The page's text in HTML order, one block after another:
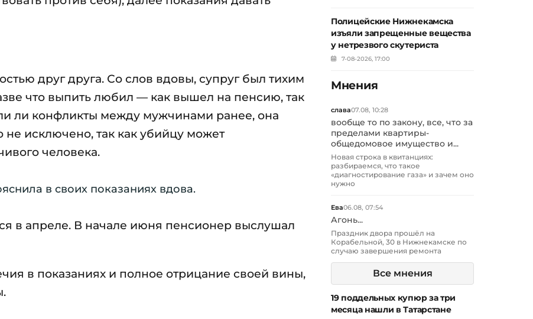
друг друга. Со слов вдовы, супруг был тихим
что выпить любил — как вышел на пенсию, так
ли конфликты между мужчинами ранее, она
не исключено, так как убийцу может
человека.
в своих показаниях вдова.
в апреле. В начале июня пенсионер выслушал
в показаниях и полное отрицание своей вины,
Полицейские Нижнекамска
изъяли запрещенные вещества
у нетрезвого скутериста
7-08-2026, 17:00
Мнения
слава07.08, 10:28
вообще то по закону, все, что за
пределами квартиры-
общедомовое имущество и...
Новая строка в квитанциях:
разбираемся, что такое
«диагностирование газа» и зачем оно
нужно
Ева06.08, 07:54
Агонь...
Праздник двора прошёл на
Корабельной, 30 в Нижнекамске по
случаю завершения ремонта
Все мнения
19 поддельных купюр за три
месяца нашли в Татарстане